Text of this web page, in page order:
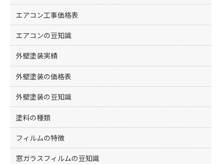
エアコン工事価格表
エアコンの豆知識
外壁塗装実績
外壁塗装の価格表
外壁塗装の豆知識
塗料の種類
フィルムの特徴
窓ガラスフィルムの豆知識